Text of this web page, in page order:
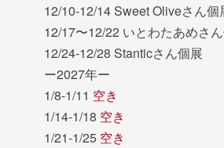
12/10-12/14 Sweet Oliveさん個
12/17〜12/22 いとわたあめさ
12/24-12/28 Stanticさん個展
ー2027年ー
1/8-1/11 空き
1/14-1/18 空き
1/21-1/25 空き